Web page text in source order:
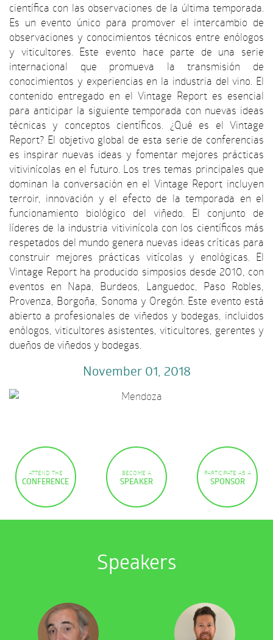
científica con las observaciones de la última temporada.
Es un evento único para promover el intercambio de
observaciones y conocimientos técnicos entre enólogos
y viticultores. Este evento hace parte de una serie
internacional que promueva la transmisión de
conocimientos y experiencias en la industria del vino. El
contenido entregado en el Vintage Report es esencial
para anticipar la siguiente temporada con nuevas ideas
técnicas y conceptos científicos. ¿Qué es el Vintage
Report? El objetivo global de esta serie de conferencias
es inspirar nuevas ideas y fomentar mejores prácticas
vitivinícolas en el futuro. Los tres temas principales que
dominan la conversación en el Vintage Report incluyen
terroir, innovación y el efecto de la temporada en el
funcionamiento biológico del viñedo. El conjunto de
líderes de la industria vitivinícola con los científicos más
respetados del mundo genera nuevas ideas críticas para
construir mejores prácticas vitícolas y enológicas. El
Vintage Report ha producido simposios desde 2010, con
eventos en Napa, Burdeos, Languedoc, Paso Robles,
Provenza, Borgoña, Sonoma y Oregón. Este evento está
abierto a profesionales de viñedos y bodegas, incluidos
enólogos, viticultores asistentes, viticultores, gerentes y
dueños de viñedos y bodegas.
November 01, 2018
ATTEND THE
CONFERENCE
BECOME A
SPEAKER
PARTICIPATE AS A
SPONSOR
Speakers